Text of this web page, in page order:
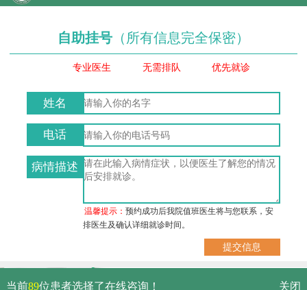
自助挂号 （所有信息完全保密）
专业医生 无需排队 优先就诊
姓名
电话
病情描述
温馨提示：预约成功后我院值班医生将与您联系，安
排医生及确认详细就诊时间。
武汉市硚口区解放大道479号
当前89位患者选择了在线咨询！ 关闭